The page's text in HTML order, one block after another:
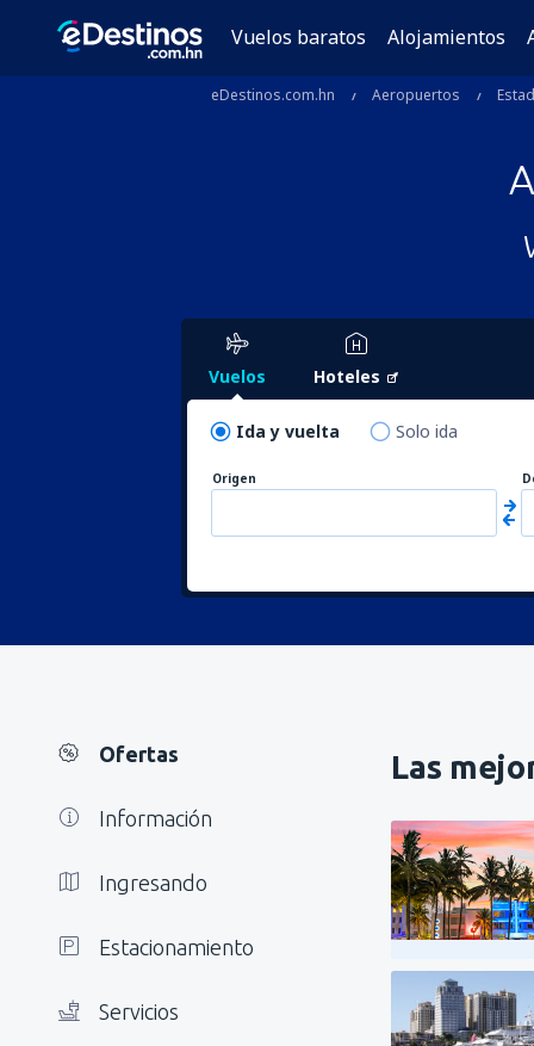
Vuelos baratos Alojamientos
eDestinos.com.hn Aeropuertos
Vuelos Hoteles
Ida y vuelta Solo ida
Origen
Ofertas
Información
Ingresando
Estacionamiento
Servicios
Las